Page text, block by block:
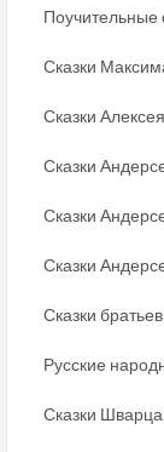
Поучительные
Сказки
Сказки
Сказки
Сказки
Сказки
Сказки
Русские
Сказки Шварца